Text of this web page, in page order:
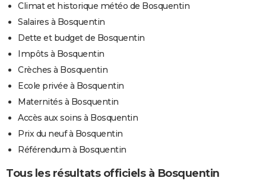
Climat et historique météo de Bosquentin
Salaires à Bosquentin
Dette et budget de Bosquentin
Impôts à Bosquentin
Crèches à Bosquentin
Ecole privée à Bosquentin
Maternités à Bosquentin
Accès aux soins à Bosquentin
Prix du neuf à Bosquentin
Référendum à Bosquentin
Tous les résultats officiels à Bosquentin